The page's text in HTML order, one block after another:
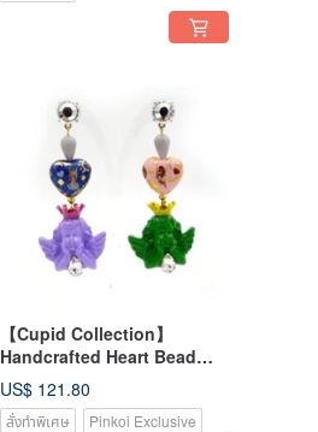
【Cupid Collection】
Handcrafted Heart Bead
Earrings with Angel Charms
in Colorful Baroque Print
US$ 121.80
สั่งทำพิเศษ Pinkoi Exclusive